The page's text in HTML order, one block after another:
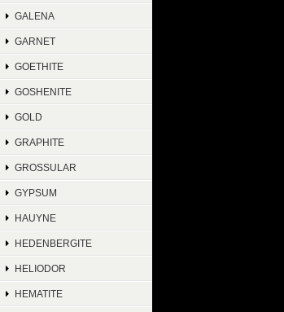
GALENA
GARNET
GOETHITE
GOSHENITE
GOLD
GRAPHITE
GROSSULAR
GYPSUM
HAUYNE
HEDENBERGITE
HELIODOR
HEMATITE